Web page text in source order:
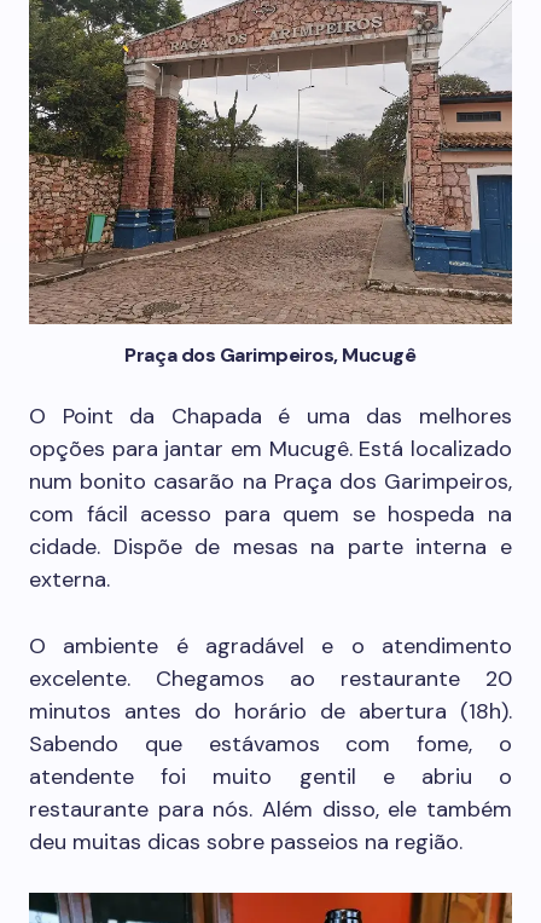
Praça dos Garimpeiros, Mucugê
O Point da Chapada é uma das melhores
opções para jantar em Mucugê. Está localizado
num bonito casarão na Praça dos Garimpeiros,
com fácil acesso para quem se hospeda na
cidade. Dispõe de mesas na parte interna e
externa.
O ambiente é agradável e o atendimento
excelente. Chegamos ao restaurante 20
minutos antes do horário de abertura (18h).
Sabendo que estávamos com fome, o
atendente foi muito gentil e abriu o
restaurante para nós. Além disso, ele também
deu muitas dicas sobre passeios na região.